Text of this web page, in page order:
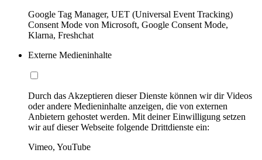
Google Tag Manager, UET (Universal Event Tracking)
Consent Mode von Microsoft, Google Consent Mode,
Klarna, Freshchat
Externe Medieninhalte
Durch das Akzeptieren dieser Dienste können wir dir Videos
oder andere Medieninhalte anzeigen, die von externen
Anbietern gehostet werden. Mit deiner Einwilligung setzen
wir auf dieser Webseite folgende Drittdienste ein:
Vimeo, YouTube